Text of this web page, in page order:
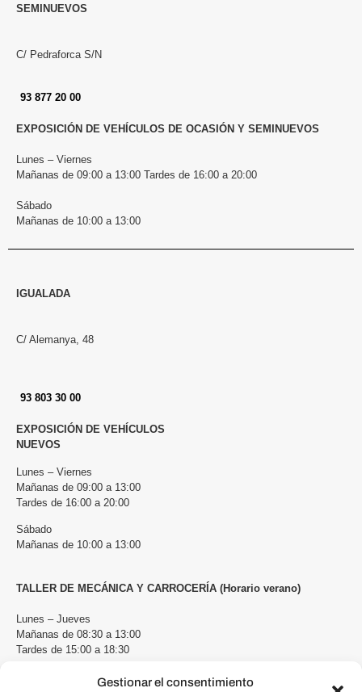
Gestionar el consentimiento
SEMINUEVOS
C/ Pedraforca S/N
93 877 20 00
EXPOSICIÓN DE VEHÍCULOS DE OCASIÓN Y SEMINUEVOS
Lunes – Viernes
Mañanas de 09:00 a 13:00 Tardes de 16:00 a 20:00
Sábado
Mañanas de 10:00 a 13:00
IGUALADA
C/ Alemanya, 48
93 803 30 00
EXPOSICIÓN DE VEHÍCULOS
NUEVOS
Lunes – Viernes
Mañanas de 09:00 a 13:00
Tardes de 16:00 a 20:00
Sábado
Mañanas de 10:00 a 13:00
TALLER DE MECÁNICA Y CARROCERÍA (Horario verano)
Lunes – Jueves
Mañanas de 08:30 a 13:00
Tardes de 15:00 a 18:30